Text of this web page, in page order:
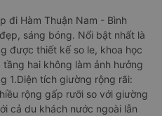
đi Hàm Thuận Nam - Bình
sáng bóng. Nổi bật nhất là
được thiết kế so le, khoa học
hai không làm ảnh hưởng
1.Diện tích giường rộng rãi:
rộng gấp rưỡi so với giường
cả du khách nước ngoài lẫn